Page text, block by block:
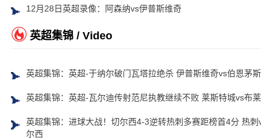
12月28日英超录像：阿森纳vs伊普斯维奇
英超集锦 / Video
英超集锦：英超-于纳尔破门瓦塔拉绝杀 伊普斯维奇vs伯恩茅斯
英超集锦：英超-瓦尔迪传射范尼执教继续不败 莱斯特城vs布莱顿
英超集锦：进球大战！切尔西4-3逆转热刺多赛距榜首4分 热刺vs
尔西